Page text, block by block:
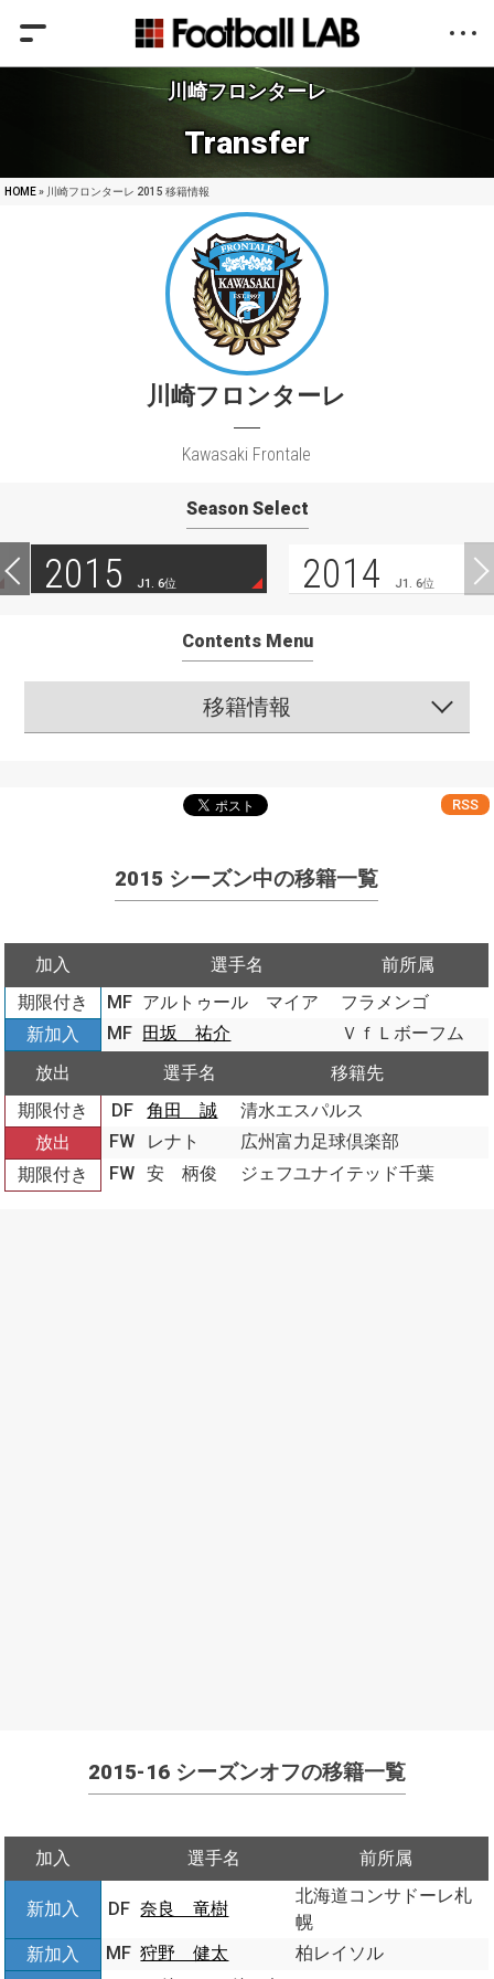
川崎フロンターレ
Transfer
HOME» 川崎フロンターレ 2015 移籍情報
川崎フロンターレ
Kawasaki Frontale
Season Select
2015 J1. 6位 2014 J1. 6位
Contents Menu
移籍情報
RSS
2015 シーズン中の移籍一覧
加入 選手名
前所属
期限付き
MF アルトゥール マイア
フラメンゴ
新加入
MF 田坂 祐介
ＶｆＬボーフム
放出
選手名
移籍先
期限付き
DF 角田 誠
清水エスパルス
放出
FW レナト
広州富力足球倶楽部
期限付き
FW 安 柄俊 ジェフユナイテッド千葉
2015-16 シーズンオフの移籍一覧
加入 選手名 前所属
新加入 DF 奈良 竜樹
北海道コンサドーレ札
幌
新加入
MF 狩野 健太
柏レイソル